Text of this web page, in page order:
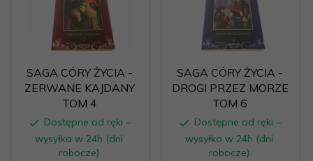
SAGA CÓRY ŻYCIA -
ZERWANE KAJDANY
TOM 4
Dostępne od ręki –
wysyłka w 24h (dni
robocze)
SAGA CÓRY ŻYCIA -
DROGI PRZEZ MORZE
TOM 6
Dostępne od ręki –
wysyłka w 24h (dni
robocze)